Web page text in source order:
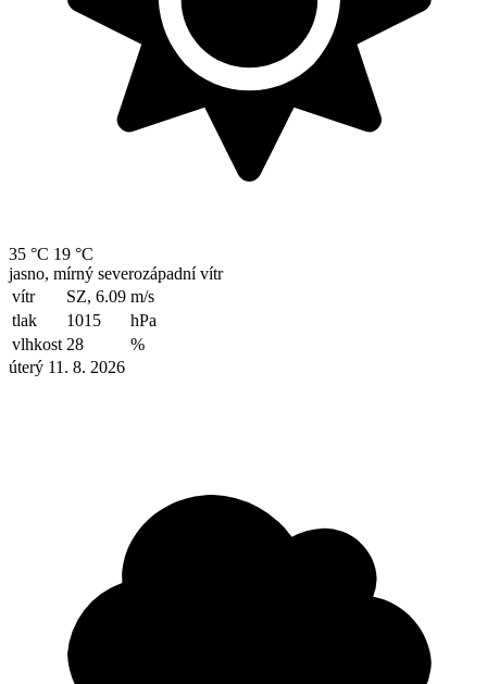
35 °C 19 °C
jasno, mírný severozápadní vítr
vítr
SZ, 6.09 m/s
tlak
1015
hPa
vlhkost 28
%
úterý 11. 8. 2026